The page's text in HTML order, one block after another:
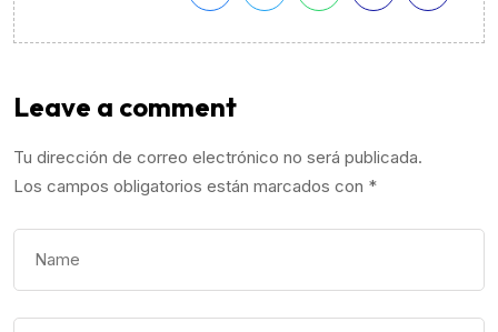
Leave a comment
Tu dirección de correo electrónico no será publicada.
Los campos obligatorios están marcados con *